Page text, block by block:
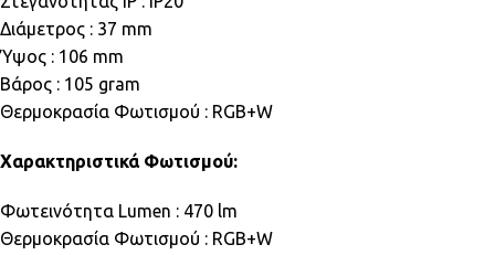
Διάμετρος : 37 mm
Ύψος : 106 mm
Βάρος : 105 gram
Θερμοκρασία Φωτισμού : RGB+W
Χαρακτηριστικά Φωτισμού:
Φωτεινότητα Lumen : 470 lm
Θερμοκρασία Φωτισμού : RGB+W